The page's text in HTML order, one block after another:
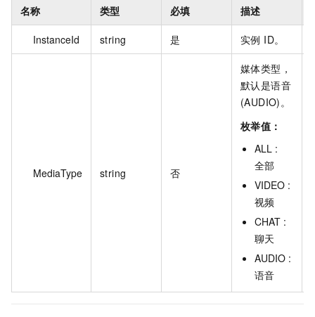
名称 类型 必填 描述
InstanceId string 是 实例 ID。
MediaType string 否
媒体类型，
默认是语音
(AUDIO)。
枚举值：
ALL :
全部
VIDEO :
视频
CHAT :
聊天
AUDIO :
语音